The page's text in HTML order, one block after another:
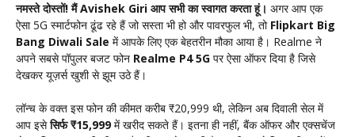
नमस्ते दोस्तों! मैं Avishek Giri आप सभी का स्वागत करता हूं। अगर आप एक
ऐसा 5G स्मार्टफोन ढूंढ रहे हैं जो सस्ता भी हो और पावरफुल भी, तो Flipkart Big
Bang Diwali Sale में आपके लिए एक बेहतरीन मौका आया है। Realme ने
अपने सबसे पॉपुलर बजट फोन Realme P4 5G पर ऐसा ऑफर दिया है जिसे
देखकर यूज़र्स खुशी से झूम उठे हैं।
लॉन्च के वक्त इस फोन की कीमत करीब ₹20,999 थी, लेकिन अब दिवाली सेल में
आप इसेसिर्फ ₹15,999 में खरीद सकते हैं। इतना ही नहीं, बैंक ऑफर और एक्सचेंज